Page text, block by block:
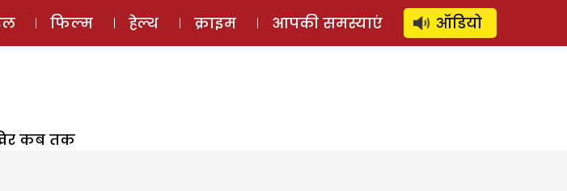
ई-मैगज़ीन ऑडियो स्टोरी लॉग इन ⚲ SUBSCRIBE
फिल्म हेल्थ क्राइम आपकी समस्याएं ऑडियो
कब तक